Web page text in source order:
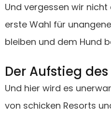
Und vergessen wir
erste Wahl für
bleiben und dem Hund
Der Aufstieg
Und hier wird es
von schicken Resorts